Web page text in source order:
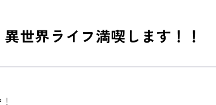
世界ライフ満喫します！！